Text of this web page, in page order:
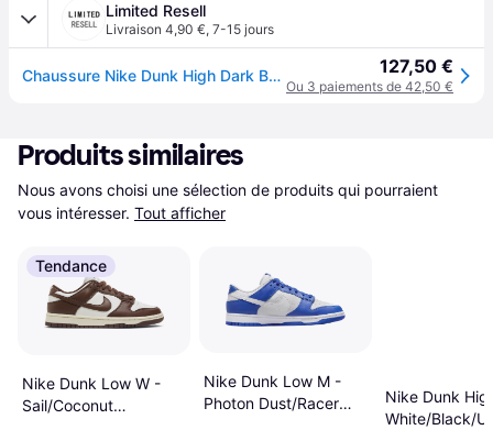
Limited Resell
Livraison 4,90 €, 7-15 jours
Chaussure Nike Dunk High Dark Beetroot 41 127,50 €
Ou 3 paiements de 42,50 €
Produits similaires
Nous avons choisi une sélection de produits qui pourraient
vous intéresser. Tout afficher
Tendance
Nike Dunk Low W -
Sail/Coconut
Nike Dunk Low M -
Photon Dust/Racer
Nike Dunk
White/Black/